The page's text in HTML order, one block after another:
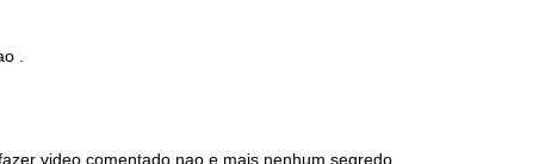
.
video comentado nao e mais nenhum segredo